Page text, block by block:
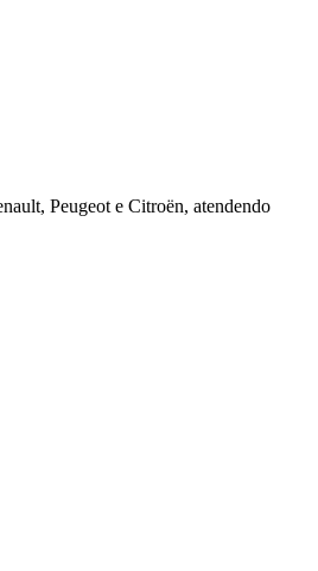
Peugeot e Citroën, atendendo